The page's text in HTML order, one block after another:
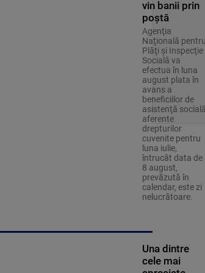
vin banii prin
poștă
Agenţia
Naţională
Plăţi şi Inspecţie
Socială va
efectua în luna
august plata în
avans a
beneficiilor de
asistenţă
aferente
drepturilor
cuvenite pentru
luna iulie,
întrucât data de
8 august,
prevăzută în
calendar, este zi
nelucrătoare.
Una dintre
cele mai